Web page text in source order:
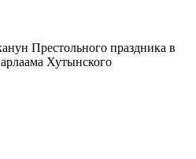
Престольного праздника в
Хутынского